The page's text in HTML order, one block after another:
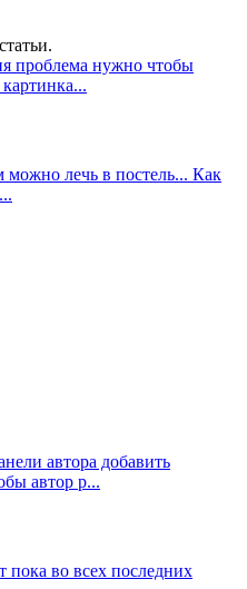
проблема нужно чтобы
можно лечь в постель... Как
автора добавить
автор р...
пока во всех последних